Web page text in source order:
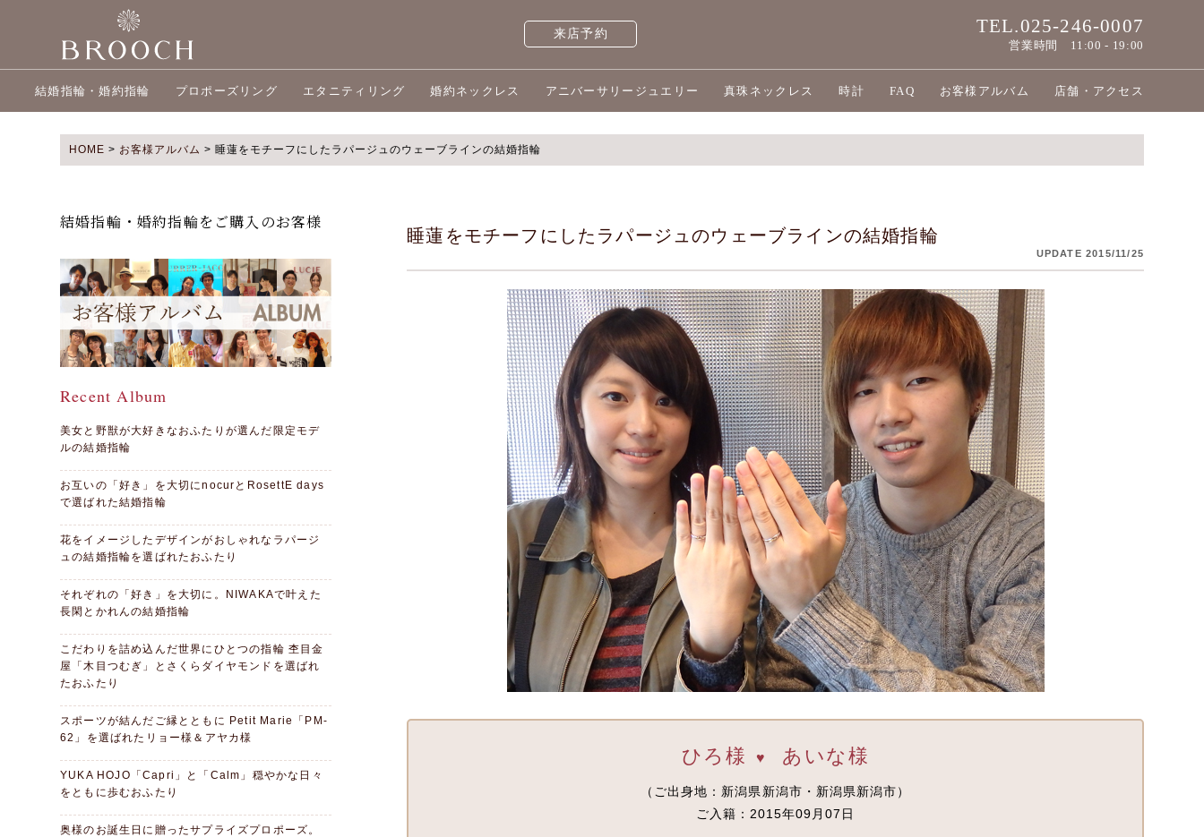
来店予約 TEL.025-246-0007
営業時間 11:00 - 19:00
結婚指輪・婚約指輪 プロポーズリング エタニティリング 婚約ネックレス アニバーサリージュエリー 真珠ネックレス 時計 FAQ お客様アルバム 店舗・アクセス
HOME > お客様アルバム > 睡蓮をモチーフにしたラパージュのウェーブラインの結婚指輪
結婚指輪・婚約指輪をご購入のお客様
Recent Album
美女と野獣が大好きなおふたりが選んだ限定モデ
ルの結婚指輪
お互いの「好き」を大切にnocurとRosettE days
で選ばれた結婚指輪
花をイメージしたデザインがおしゃれなラパージ
ュの結婚指輪を選ばれたおふたり
それぞれの「好き」を大切に。NIWAKAで叶えた
長閑とかれんの結婚指輪
こだわりを詰め込んだ世界にひとつの指輪 杢目金
屋「木目つむぎ」とさくらダイヤモンドを選ばれ
たおふたり
スポーツが結んだご縁とともに Petit Marie「PM-
62」を選ばれたリョー様＆アヤカ様
YUKA HOJO「Capri」と「Calm」穏やかな日々
をともに歩むおふたり
奥様のお誕生日に贈ったサプライズプロポーズ。
睡蓮をモチーフにしたラパージュのウェーブラインの結婚指輪
UPDATE 2015/11/25
ひろ様 ♥ あいな様
（ご出身地：新潟県新潟市・新潟県新潟市）
ご入籍：2015年09月07日